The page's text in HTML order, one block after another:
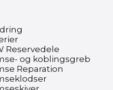
Reservedele
og koblingsgreb
Reparation